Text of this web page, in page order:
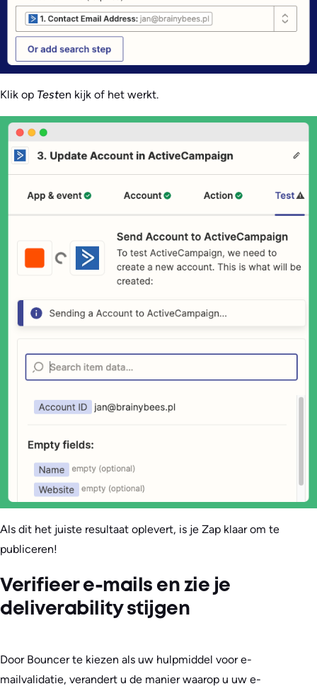
Klik op Testen kijk of het werkt.
Als dit het juiste resultaat oplevert, is je Zap klaar om te
publiceren!
Verifieer e-mails en zie je
deliverability stijgen
Door Bouncer te kiezen als uw hulpmiddel voor e-
mailvalidatie, verandert u de manier waarop u uw e-